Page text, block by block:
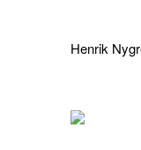
Henrik
Projekt